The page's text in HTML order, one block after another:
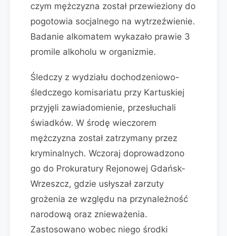
czym mężczyzna został przewieziony do
pogotowia socjalnego na wytrzeźwienie.
Badanie alkomatem wykazało prawie 3
promile alkoholu w organizmie.
Śledczy z wydziału dochodzeniowo-
śledczego komisariatu przy Kartuskiej
przyjęli zawiadomienie, przesłuchali
świadków. W środę wieczorem
mężczyzna został zatrzymany przez
kryminalnych. Wczoraj doprowadzono
go do Prokuratury Rejonowej Gdańsk-
Wrzeszcz, gdzie usłyszał zarzuty
grożenia ze względu na przynależność
narodową oraz znieważenia.
Zastosowano wobec niego środki